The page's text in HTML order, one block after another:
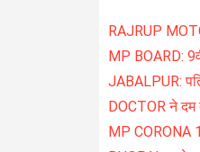
RAJRUP
MP BOARD:
JABALPUR:
DOCTOR ने
MP CORONA